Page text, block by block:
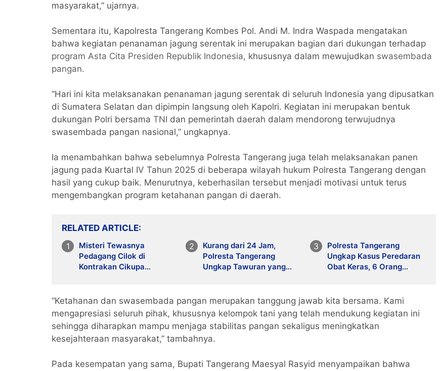
masyarakat,” ujarnya.
Sementara itu, Kapolresta Tangerang Kombes Pol. Andi M. Indra Waspada mengatakan
bahwa kegiatan penanaman jagung serentak ini merupakan bagian dari dukungan terhadap
program Asta Cita Presiden Republik Indonesia, khususnya dalam mewujudkan swasembada
pangan.
“Hari ini kita melaksanakan penanaman jagung serentak di seluruh Indonesia yang dipusatkan
di Sumatera Selatan dan dipimpin langsung oleh Kapolri. Kegiatan ini merupakan bentuk
dukungan Polri bersama TNI dan pemerintah daerah dalam mendorong terwujudnya
swasembada pangan nasional,” ungkapnya.
Ia menambahkan bahwa sebelumnya Polresta Tangerang juga telah melaksanakan panen
jagung pada Kuartal IV Tahun 2025 di beberapa wilayah hukum Polresta Tangerang dengan
hasil yang cukup baik. Menurutnya, keberhasilan tersebut menjadi motivasi untuk terus
mengembangkan program ketahanan pangan di daerah.
RELATED ARTICLE
Misteri Tewasnya
Pedagang Cilok di
Kontrakan Cikupa
Kurang dari 24 Jam,
Polresta Tangerang
Ungkap Tawuran yang
Polresta Tangerang
Ungkap Kasus Peredaran
Obat Keras, 6 Orang
“Ketahanan dan swasembada pangan merupakan tanggung jawab kita bersama. Kami
mengapresiasi seluruh pihak, khususnya kelompok tani yang telah mendukung kegiatan ini
sehingga diharapkan mampu menjaga stabilitas pangan sekaligus meningkatkan
kesejahteraan masyarakat,” tambahnya.
Pada kesempatan yang sama, Bupati Tangerang Maesyal Rasyid menyampaikan bahwa